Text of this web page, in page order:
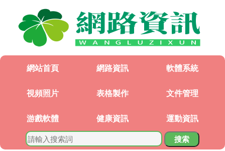
網站首頁 網路資訊 軟體系統
視頻照片 表格製作 文件管理
游戲軟體 健康資訊 運動資訊
搜索